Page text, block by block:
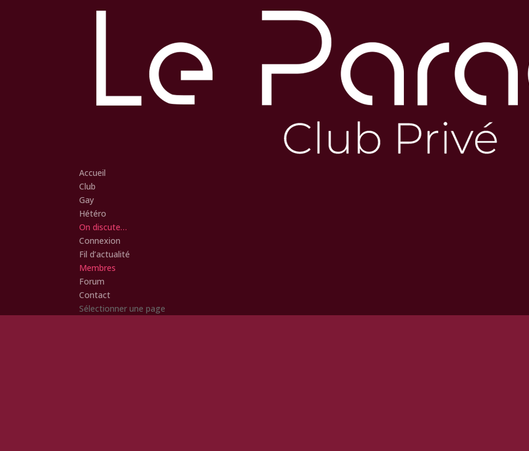
Accueil
Club
Gay
Hétéro
On discute…
Connexion
Fil d’actualité
Membres
Forum
Contact
Sélectionner une page